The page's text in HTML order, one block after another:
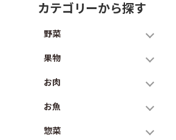
カテゴリーから探す
野菜
果物
お肉
お魚
惣菜